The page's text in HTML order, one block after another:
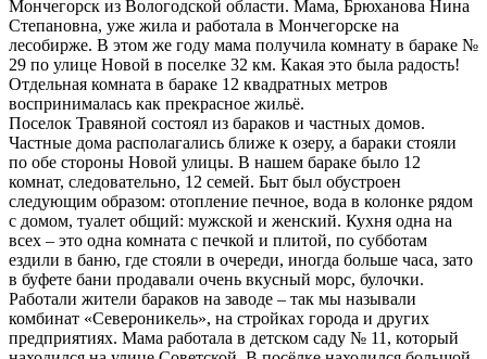
Мончегорск из Вологодской области. Мама, Брюханова Нина
Степановна, уже жила и работала в Мончегорске на
лесобирже. В этом же году мама получила комнату в бараке №
29 по улице Новой в поселке 32 км. Какая это была радость!
Отдельная комната в бараке 12 квадратных метров
воспринималась как прекрасное жильё.
Поселок Травяной состоял из бараков и частных домов.
Частные дома располагались ближе к озеру, а бараки стояли
по обе стороны Новой улицы. В нашем бараке было 12
комнат, следовательно, 12 семей. Быт был обустроен
следующим образом: отопление печное, вода в колонке рядом
с домом, туалет общий: мужской и женский. Кухня одна на
всех – это одна комната с печкой и плитой, по субботам
ездили в баню, где стояли в очереди, иногда больше часа, зато
в буфете бани продавали очень вкусный морс, булочки.
Работали жители бараков на заводе – так мы называли
комбинат «Североникель», на стройках города и других
предприятиях. Мама работала в детском саду № 11, который